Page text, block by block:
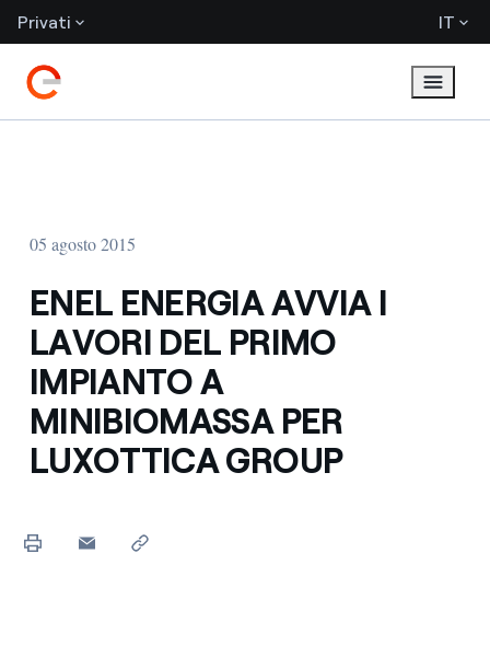
Privati IT
05 agosto 2015
ENEL ENERGIA AVVIA I
LAVORI DEL PRIMO
IMPIANTO A
MINIBIOMASSA PER
LUXOTTICA GROUP